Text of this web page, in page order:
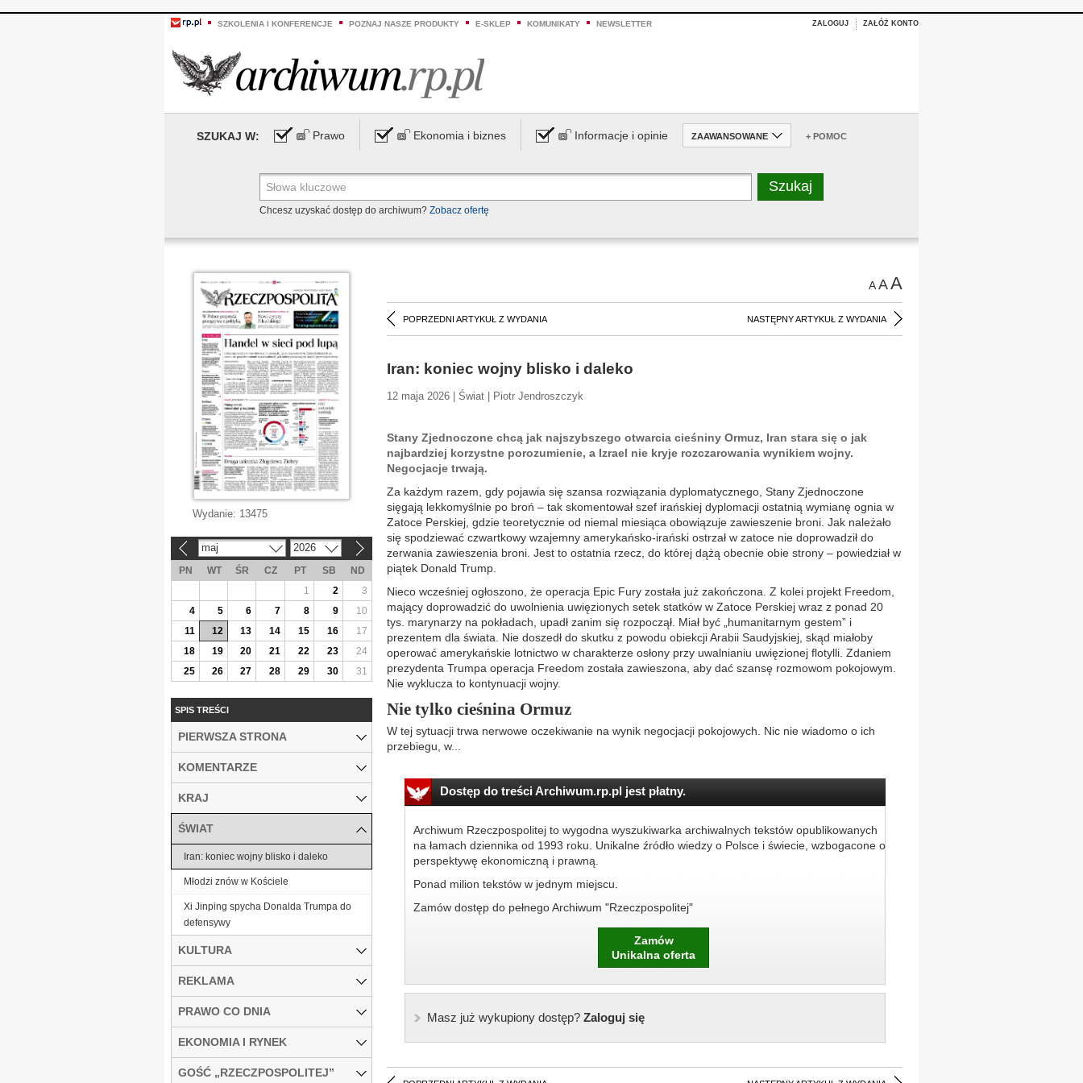
SZKOLENIA I KONFERENCJE POZNAJ NASZE PRODUKTY E-SKLEP KOMUNIKATY NEWSLETTER ZALOGUJ ZAŁÓŻ KONTO
SZUKAJ W: Prawo Ekonomia i biznes Informacje i opinie ZAAWANSOWANE + POMOC
Chcesz uzyskać dostęp do archiwum? Zobacz ofertę
AAA
POPRZEDNI ARTYKUŁ Z WYDANIA NASTĘPNY ARTYKUŁ Z WYDANIA
Iran: koniec wojny blisko i daleko
12 maja 2026 | Świat | Piotr Jendroszczyk
Stany Zjednoczone chcą jak najszybszego otwarcia cieśniny Ormuz, Iran stara się o jak
najbardziej korzystne porozumienie, a Izrael nie kryje rozczarowania wynikiem wojny.
Negocjacje trwają.
Za każdym razem, gdy pojawia się szansa rozwiązania dyplomatycznego, Stany Zjednoczone
sięgają lekkomyślnie po broń – tak skomentował szef irańskiej dyplomacji ostatnią wymianę ognia w
Zatoce Perskiej, gdzie teoretycznie od niemal miesiąca obowiązuje zawieszenie broni. Jak należało
się spodziewać czwartkowy wzajemny amerykańsko-irański ostrzał w zatoce nie doprowadził do
zerwania zawieszenia broni. Jest to ostatnia rzecz, do której dążą obecnie obie strony – powiedział w
piątek Donald Trump.
Nieco wcześniej ogłoszono, że operacja Epic Fury została już zakończona. Z kolei projekt Freedom,
mający doprowadzić do uwolnienia uwięzionych setek statków w Zatoce Perskiej wraz z ponad 20
tys. marynarzy na pokładach, upadł zanim się rozpoczął. Miał być „humanitarnym gestem” i
prezentem dla świata. Nie doszedł do skutku z powodu obiekcji Arabii Saudyjskiej, skąd miałoby
operować amerykańskie lotnictwo w charakterze osłony przy uwalnianiu uwięzionej flotylli. Zdaniem
prezydenta Trumpa operacja Freedom została zawieszona, aby dać szansę rozmowom pokojowym.
Nie wyklucza to kontynuacji wojny.
Nie tylko cieśnina Ormuz
W tej sytuacji trwa nerwowe oczekiwanie na wynik negocjacji pokojowych. Nic nie wiadomo o ich
przebiegu, w...
Dostęp do treści Archiwum.rp.pl jest płatny.
Archiwum Rzeczpospolitej to wygodna wyszukiwarka archiwalnych tekstów opublikowanych
na łamach dziennika od 1993 roku. Unikalne źródło wiedzy o Polsce i świecie, wzbogacone o
perspektywę ekonomiczną i prawną.
Ponad milion tekstów w jednym miejscu.
Zamów dostęp do pełnego Archiwum "Rzeczpospolitej"
Zamów
Unikalna oferta
Masz już wykupiony dostęp?Zaloguj się
Wydanie: 13475
maj 2026
PN WT ŚR CZ PT SB
ND
1
2
3
4
5 6 7 8 9
10
11
12 13 14 15 16
17
18
19 20 21 22 23
24
25
26 27 28 29 30 31
SPIS TREŚCI
PIERWSZA STRONA
KOMENTARZE
KRAJ
ŚWIAT
Iran: koniec wojny blisko i daleko
Młodzi znów w Kościele
Xi Jinping spycha Donalda Trumpa do
defensywy
KULTURA
REKLAMA
PRAWO CO DNIA
EKONOMIA I RYNEK
GOŚĆ „RZECZPOSPOLITEJ”